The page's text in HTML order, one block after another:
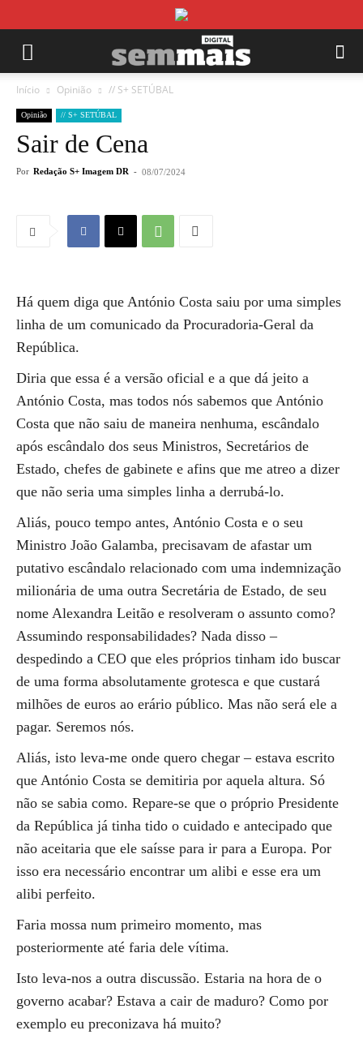
Início Opinião // S+ SETÚBAL
Opinião // S+ SETÚBAL
Sair de Cena
Por Redação S+ Imagem DR - 08/07/2024
Há quem diga que António Costa saiu por uma simples
linha de um comunicado da Procuradoria-Geral da
República.
Diria que essa é a versão oficial e a que dá jeito a
António Costa, mas todos nós sabemos que António
Costa que não saiu de maneira nenhuma, escândalo
após escândalo dos seus Ministros, Secretários de
Estado, chefes de gabinete e afins que me atreo a dizer
que não seria uma simples linha a derrubá-lo.
Aliás, pouco tempo antes, António Costa e o seu
Ministro João Galamba, precisavam de afastar um
putativo escândalo relacionado com uma indemnização
milionária de uma outra Secretária de Estado, de seu
nome Alexandra Leitão e resolveram o assunto como?
Assumindo responsabilidades? Nada disso –
despedindo a CEO que eles próprios tinham ido buscar
de uma forma absolutamente grotesca e que custará
milhões de euros ao erário público. Mas não será ele a
pagar. Seremos nós.
Aliás, isto leva-me onde quero chegar – estava escrito
que António Costa se demitiria por aquela altura. Só
não se sabia como. Repare-se que o próprio Presidente
da República já tinha tido o cuidado e antecipado que
não aceitaria que ele saísse para ir para a Europa. Por
isso era necessário encontrar um alibi e esse era um
alibi perfeito.
Faria mossa num primeiro momento, mas
posteriormente até faria dele vítima.
Isto leva-nos a outra discussão. Estaria na hora de o
governo acabar? Estava a cair de maduro? Como por
exemplo eu preconizava há muito?